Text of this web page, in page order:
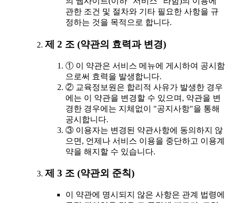
관한 조건 및 절차와 기타 필요한 사항을 규
정하는 것을 목적으로 합니다.
제 2 조 (약관의 효력과 변경)
① 이 약관은 서비스 메뉴에 게시하여 공시함
으로써 효력을 발생합니다.
② 교육정보원은 합리적 사유가 발생한 경우
에는 이 약관을 변경할 수 있으며, 약관을 변
경한 경우에는 지체없이 "공지사항"을 통해
공시합니다.
③ 이용자는 변경된 약관사항에 동의하지 않
으면, 언제나 서비스 이용을 중단하고 이용계
약을 해지할 수 있습니다.
제 3 조 (약관외 준칙)
이 약관에 명시되지 않은 사항은 관계 법령에